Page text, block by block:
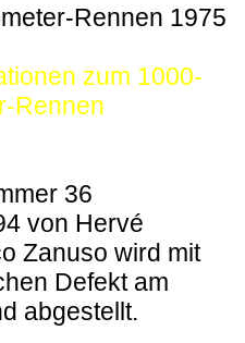
Rennen 1975
zum 1000-
Rennen
36
von Hervé
Zanuso wird mit
Defekt am
abgestellt.